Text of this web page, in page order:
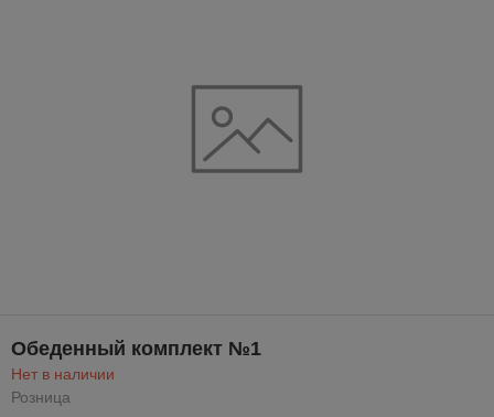
Обеденный комплект №1
Нет в наличии
Розница